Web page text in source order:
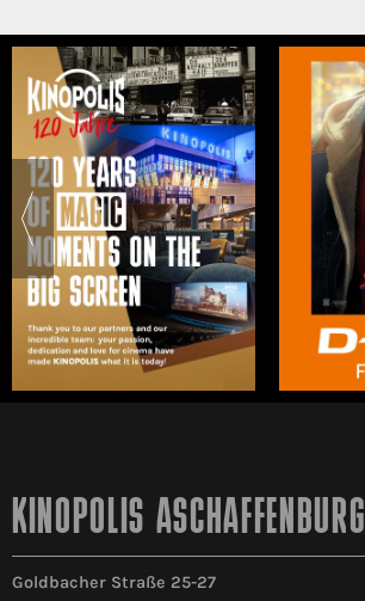
KINOPOLIS ASCHAFFENBURG
Goldbacher Straße 25-27